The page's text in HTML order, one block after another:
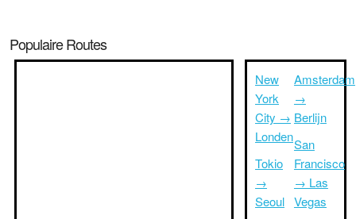
Populaire Routes
New
York
City →
Londen
Tokio
→
Seoul
Amsterdam
→
Berlijn
San
Francisco
→ Las
Vegas